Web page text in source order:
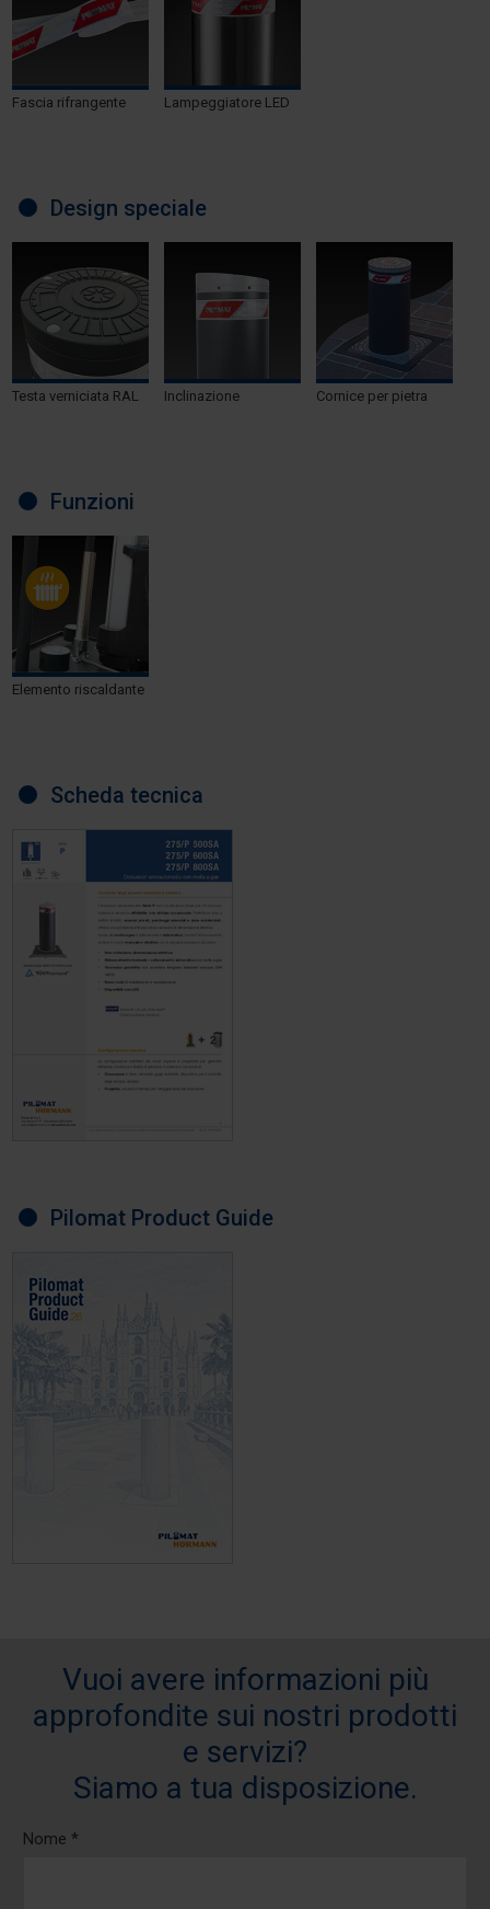
Fascia rifrangente Lampeggiatore LED
Design speciale
Testa verniciata RAL Inclinazione Cornice per pietra
Funzioni
Elemento riscaldante
Scheda tecnica
Pilomat Product Guide
Vuoi avere informazioni più
approfondite sui nostri prodotti
e servizi?
Siamo a tua disposizione.
Nome *